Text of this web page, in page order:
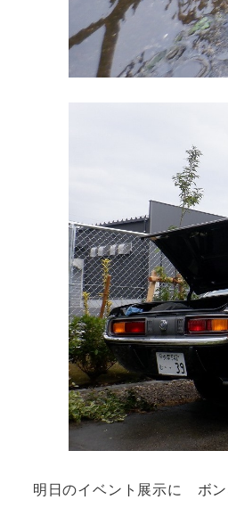
明日のイベント展示に ボ